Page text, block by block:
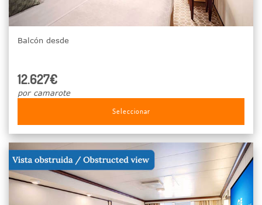
Balcón desde
12.627€
por camarote
Seleccionar